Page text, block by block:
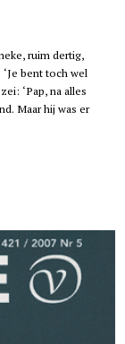
ruim dertig,
bent toch wel
‘Pap, na alles
Maar hij was er